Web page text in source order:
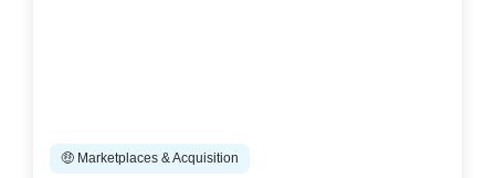
🤑 Marketplaces & Acquisition